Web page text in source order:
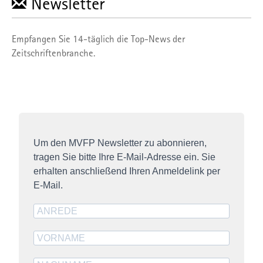
informieren:info@mvfp.de
Sie in unsererDatenschutzerklärungund unserem
Empfangen Sie 14-täglich die Top-News der
Zeitschriftenbranche.
Um den MVFP Newsletter zu abonnieren,
tragen Sie bitte Ihre E-Mail-Adresse ein. Sie
erhalten anschließend Ihren Anmeldelink per
E-Mail.